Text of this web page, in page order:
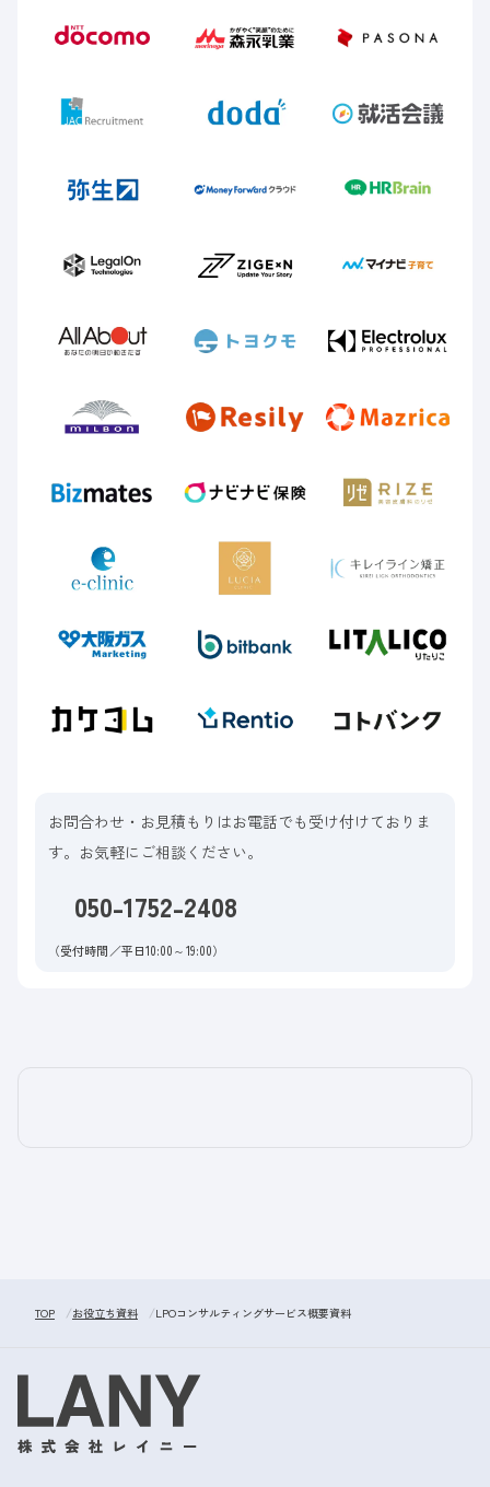
お問合わせ・お見積もりはお電話でも受け付けておりま
す。お気軽にご相談ください。
050-1752-2408
（受付時間／平日10:00～19:00）
TOP お役立ち資料 LPOコンサルティングサービス概要資料